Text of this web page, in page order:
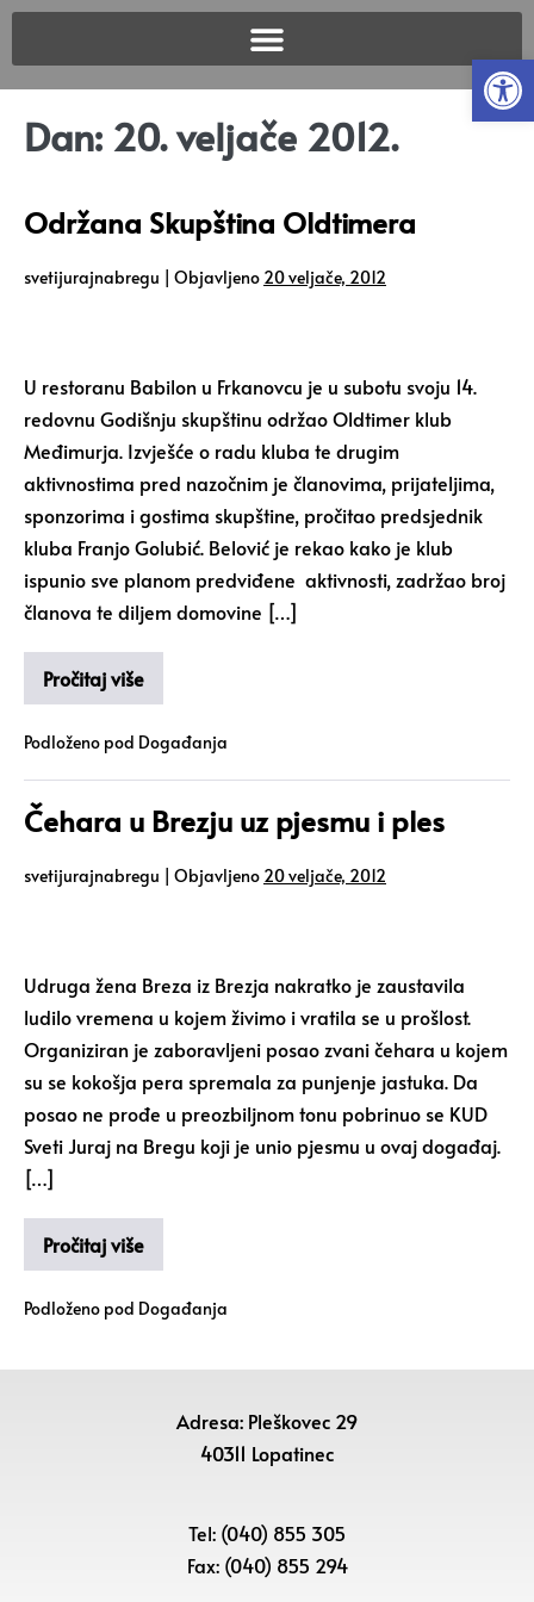
Dan: 20. veljače 2012.
Održana Skupština Oldtimera
svetijurajnabregu | Objavljeno 20 veljače, 2012
U restoranu Babilon u Frkanovcu je u subotu svoju 14.
redovnu Godišnju skupštinu održao Oldtimer klub
Međimurja. Izvješće o radu kluba te drugim
aktivnostima pred nazočnim je članovima, prijateljima,
sponzorima i gostima skupštine, pročitao predsjednik
kluba Franjo Golubić. Belović je rekao kako je klub
ispunio sve planom predviđene aktivnosti, zadržao broj
članova te diljem domovine […]
Pročitaj više
Podloženo pod Događanja
Čehara u Brezju uz pjesmu i ples
svetijurajnabregu | Objavljeno 20 veljače, 2012
Udruga žena Breza iz Brezja nakratko je zaustavila
ludilo vremena u kojem živimo i vratila se u prošlost.
Organiziran je zaboravljeni posao zvani čehara u kojem
su se kokošja pera spremala za punjenje jastuka. Da
posao ne prođe u preozbiljnom tonu pobrinuo se KUD
Sveti Juraj na Bregu koji je unio pjesmu u ovaj događaj.
[…]
Pročitaj više
Podloženo pod Događanja
Adresa: Pleškovec 29
40311 Lopatinec
Tel: (040) 855 305
Fax: (040) 855 294